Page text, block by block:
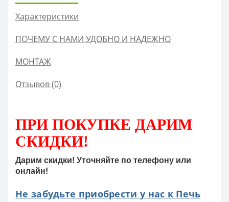
Характеристики
ПОЧЕМУ С НАМИ УДОБНО И НАДЕЖНО
МОНТАЖ
Отзывов (0)
ПРИ ПОКУПКЕ ДАРИМ
СКИДКИ!
Дарим скидки! Уточняйте по телефону или
онлайн!
Не забудьте приобрести у нас к Печь